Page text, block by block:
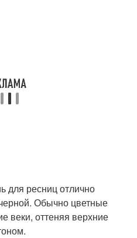
для ресниц отлично
Обычно цветные
веки, оттеняя верхние